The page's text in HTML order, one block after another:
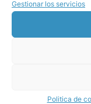
Gestionar los servicios
Politica de
experimentado
años. Clínicas
medicina
clínicas
en internet. En
de marketing